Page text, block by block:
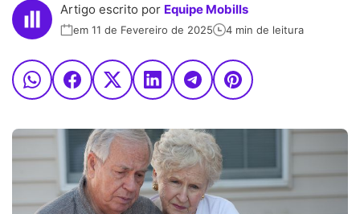
Artigo escrito por Equipe Mobills
em 11 de Fevereiro de 2025 4 min de leitura